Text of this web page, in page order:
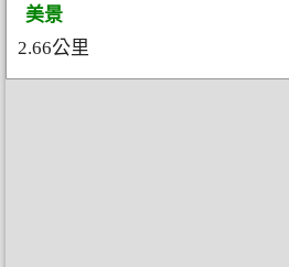
美景
2.66公里